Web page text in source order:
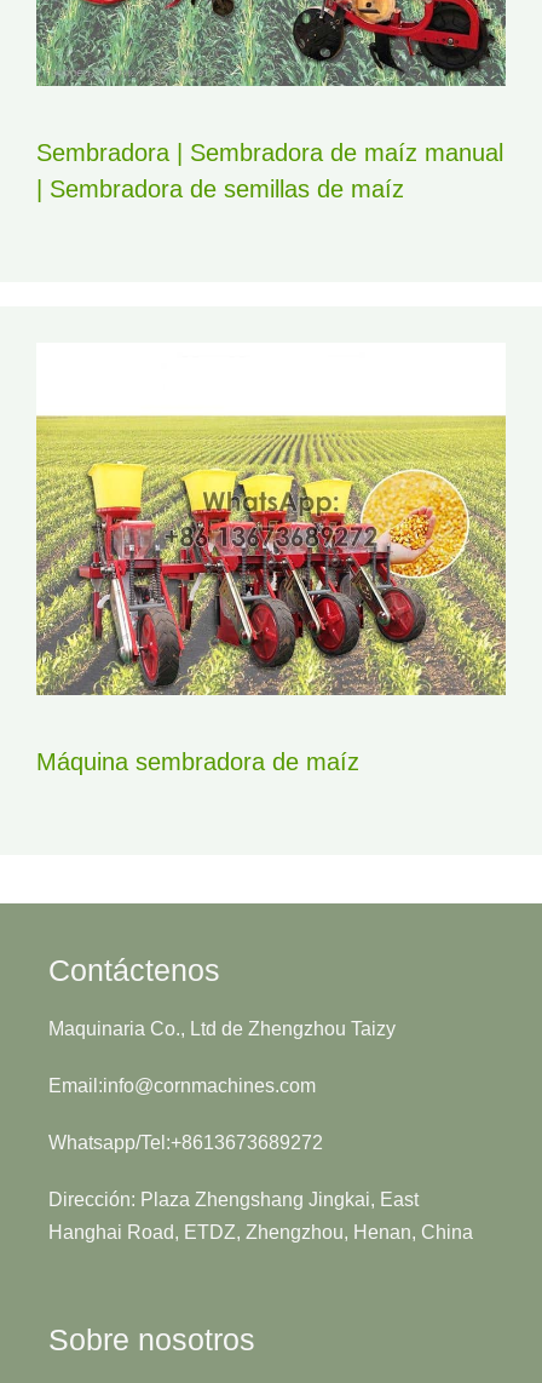
Sembradora | Sembradora de maíz manual
| Sembradora de semillas de maíz
Máquina sembradora de maíz
Contáctenos
Maquinaria Co., Ltd de Zhengzhou Taizy
Email:info@cornmachines.com
Whatsapp/Tel:+8613673689272
Dirección: Plaza Zhengshang Jingkai, East
Hanghai Road, ETDZ, Zhengzhou, Henan, China
Sobre nosotros